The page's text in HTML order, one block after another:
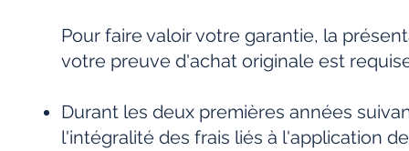
Pour faire valoir votre garantie, la
votre preuve d'achat originale est
Durant les deux premières années
l'intégralité des frais liés à l'application